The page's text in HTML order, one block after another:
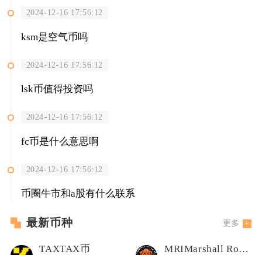
2024-12-16 17:56:12
ksm是空气币吗
2024-12-16 17:56:12
lsk币值得投资吗
2024-12-16 17:56:12
fc币是什么意思啊
2024-12-16 17:56:12
币圈牛市和a股有什么联系
最新币种 更多
TAXTAX币 MRIMarshall Rogan Inu